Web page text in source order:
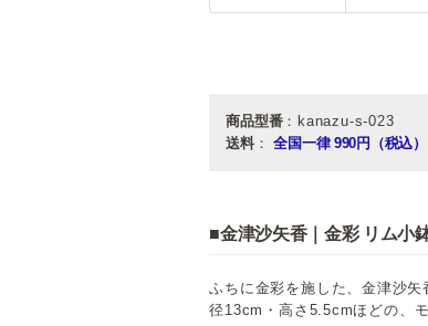
商品型番：kanazu-s-023
送料： 全国一律 990円（税込）
■金津沙矢香｜金彩 リム小
ふちに金彩を施した、金津沙矢
径13cm・高さ5.5cmほどの、